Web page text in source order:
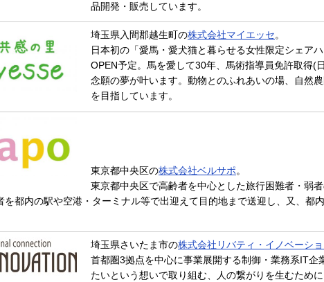
品開発・販売しています。
埼玉県入間郡越生町の株式会社マイエッセ。
日本初の「愛馬・愛犬猫と暮らせる女性限定シェア
OPEN予定。馬を愛して30年、馬術指導員免許取得(
念願の夢が叶います。動物とのふれあいの場、自然
を目指しています。
東京都中央区の株式会社ベルサポ。
東京都中央区で高齢者を中心とした旅行困難者・弱
を都内の駅や空港・ターミナル等で出迎えて目的地まで送迎し、又、都
埼玉県さいたま市の株式会社リバティ・イノベーシ
首都圏3拠点を中心に事業展開する制御・業務系IT企
たいという想いで取り組む、人の繋がりを生むため